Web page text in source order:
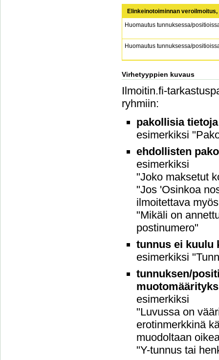
Elinkeinotoiminnan
Huomautus tunnuksessa/
Huomautus tunnuksessa/
Virhetyyppien kuvaus
Ilmoitin.fi-
ryhmiin:
pakollisia
esimerkiksi
ehdollisten
esimerkiksi
"Joko maksetut
"Jos 'Osinkoa
ilmoitettava
"Mikäli on
postinumero"
tunnus ei kuulu
esimerkiksi
tunnuksen/
esimerkiksi
"Luvussa on
erotinmerkkinä
muodoltaan
"Y-tunnus tai